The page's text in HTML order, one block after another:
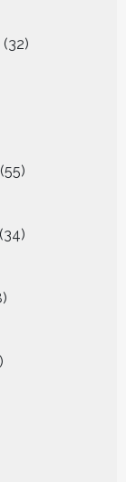
32
producten
55
producten
34
producten
producten
producten